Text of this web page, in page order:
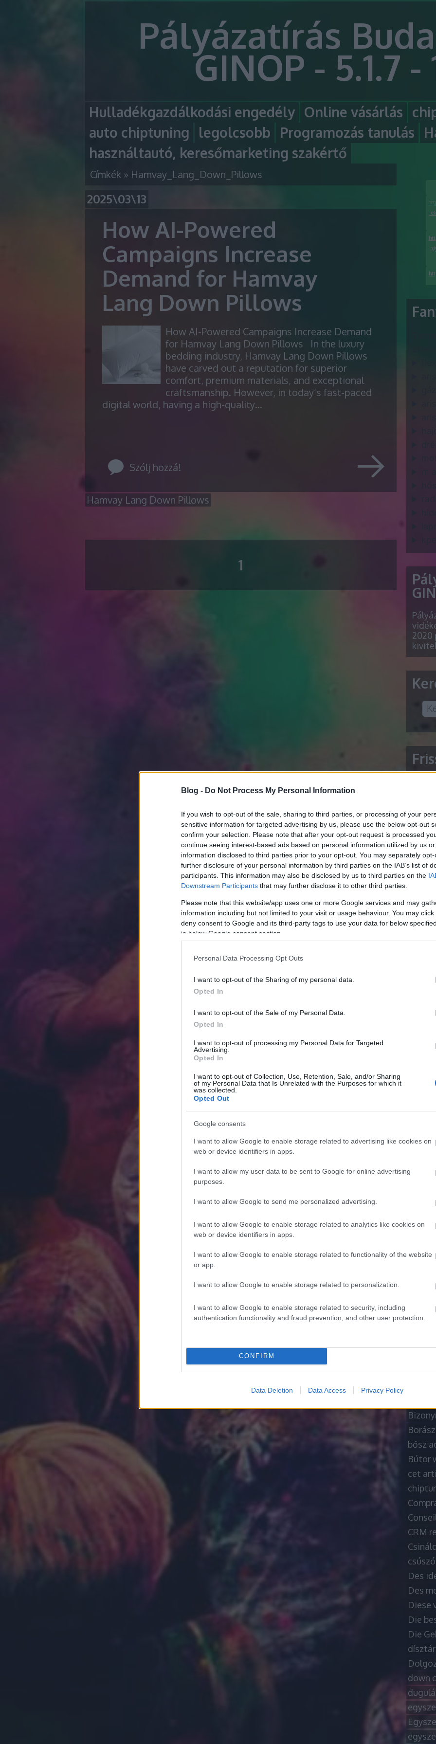
Blog - Do Not Process My Personal Information
If you wish to opt-out of the sale, sharing to third parties, or processing of your
sensitive information for targeted advertising by us, please use the below opt-out
confirm your selection. Please note that after your opt-out request is processed
continue seeing interest-based ads based on personal information utilized by us
information disclosed to third parties prior to your opt-out. You may separately
further disclosure of your personal information by third parties on the IAB’s list of
participants. This information may also be disclosed by us to third parties on the
Downstream Participants that may further disclose it to other third parties.
Please note that this website/app uses one or more Google services and may
information including but not limited to your visit or usage behaviour. You may
deny consent to Google and its third-party tags to use your data for below
in below Google consent section.
Personal Data Processing Opt Outs
I want to opt-out of the Sharing of my personal data.
Opted In
I want to opt-out of the Sale of my Personal Data.
Opted In
I want to opt-out of processing my Personal Data for Targeted
Advertising.
Opted In
I want to opt-out of Collection, Use, Retention, Sale, and/or Sharing
of my Personal Data that Is Unrelated with the Purposes for which it
was collected.
Opted Out
Google consents
I want to allow Google to enable storage related to advertising like cookies on
web or device identifiers in apps.
I want to allow my user data to be sent to Google for online advertising
purposes.
I want to allow Google to send me personalized advertising.
I want to allow Google to enable storage related to analytics like cookies on
web or device identifiers in apps.
I want to allow Google to enable storage related to functionality of the website
or app.
I want to allow Google to enable storage related to personalization.
I want to allow Google to enable storage related to security, including
authentication functionality and fraud prevention, and other user protection.
CONFIRM
Data Deletion Data Access Privacy Policy
Pályázatírás
GINOP - 5.1.7 -
Hulladékgazdálkodási engedély Online vásárlás
auto chiptuning
legolcsobb Programozás tanulás
használtautó, keresőmarketing szakértő
Címkék » Hamvay_Lang_Down_Pillows
2025\03\13
How AI-Powered
Campaigns Increase
Demand for Hamvay
Lang Down Pillows
How AI-Powered Campaigns Increase Demand
for Hamvay Lang Down Pillows In the luxury
bedding industry, Hamvay Lang Down Pillows
have carved out a reputation for superior
comfort, premium materials, and exceptional
craftsmanship. However, in today’s fast-paced
digital world, having a high-quality…
Szólj hozzá!
Hamvay Lang Down Pillows
1
-
2020
AI
Állítsa
Amit
Amit
AZT
Az
Az
Az
A 10
A
A
A
A
A
A
a
A
A
A
A
A
A
A
a
A
A
A
bárpult
bősz
Bútor
cet
CRM
Des
Des
Diese
Die
Die
down